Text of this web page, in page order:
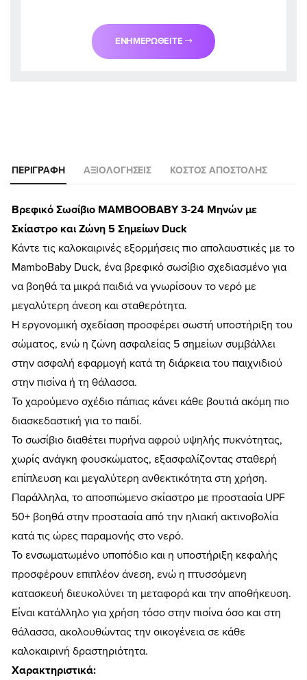
ΕΝΗΜΕΡΩΘΕΊΤΕ
ΠΕΡΙΓΡΑΦΉ ΑΞΙΟΛΟΓΉΣΕΙΣ ΚΌΣΤΟΣ ΑΠΟΣΤΟΛΉΣ
Βρεφικό Σωσίβιο MAMBOOBABY 3-24 Μηνών με
Σκίαστρο και Ζώνη 5 Σημείων Duck
Κάντε τις καλοκαιρινές εξορμήσεις πιο απολαυστικές με το
MamboBaby Duck, ένα βρεφικό σωσίβιο σχεδιασμένο για
να βοηθά τα μικρά παιδιά να γνωρίσουν το νερό με
μεγαλύτερη άνεση και σταθερότητα.
Η εργονομική σχεδίαση προσφέρει σωστή υποστήριξη του
σώματος, ενώ η ζώνη ασφαλείας 5 σημείων συμβάλλει
στην ασφαλή εφαρμογή κατά τη διάρκεια του παιχνιδιού
στην πισίνα ή τη θάλασσα.
Το χαρούμενο σχέδιο πάπιας κάνει κάθε βουτιά ακόμη πιο
διασκεδαστική για το παιδί.
Το σωσίβιο διαθέτει πυρήνα αφρού υψηλής πυκνότητας,
χωρίς ανάγκη φουσκώματος, εξασφαλίζοντας σταθερή
επίπλευση και μεγαλύτερη ανθεκτικότητα στη χρήση.
Παράλληλα, το αποσπώμενο σκίαστρο με προστασία UPF
50+ βοηθά στην προστασία από την ηλιακή ακτινοβολία
κατά τις ώρες παραμονής στο νερό.
Το ενσωματωμένο υποπόδιο και η υποστήριξη κεφαλής
προσφέρουν επιπλέον άνεση, ενώ η πτυσσόμενη
κατασκευή διευκολύνει τη μεταφορά και την αποθήκευση.
Είναι κατάλληλο για χρήση τόσο στην πισίνα όσο και στη
θάλασσα, ακολουθώντας την οικογένεια σε κάθε
καλοκαιρινή δραστηριότητα.
Χαρακτηριστικά: